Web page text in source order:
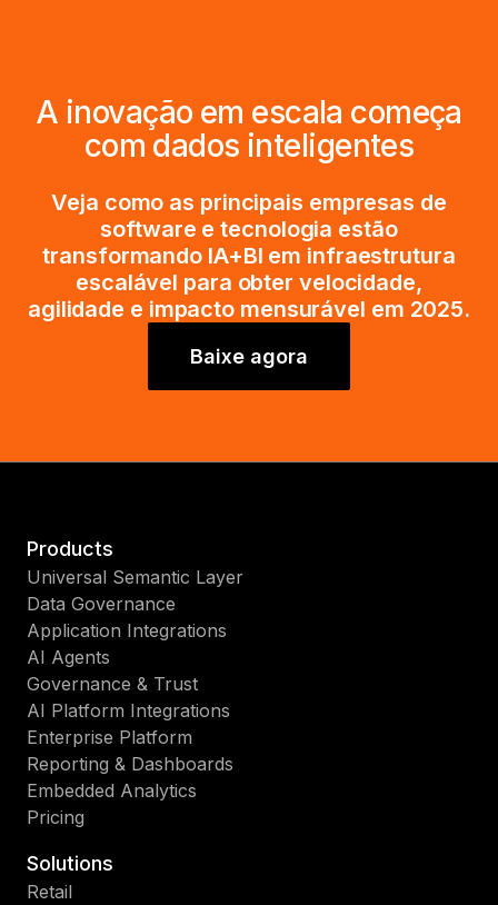
A inovação em escala começa
com dados inteligentes
Veja como as principais empresas de
software e tecnologia estão
transformando IA+BI em infraestrutura
escalável para obter velocidade,
agilidade e impacto mensurável em 2025.
Baixe agora
Products
Universal Semantic Layer
Data Governance
Application Integrations
AI Agents
Governance & Trust
AI Platform Integrations
Enterprise Platform
Reporting & Dashboards
Embedded Analytics
Pricing
Solutions
Retail